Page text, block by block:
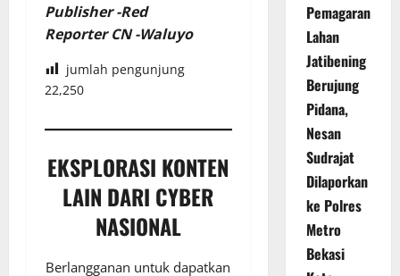
Publisher -Red
Reporter CN -Waluyo
jumlah pengunjung
22,250
EKSPLORASI KONTEN
LAIN DARI CYBER
NASIONAL
Berlangganan untuk dapatkan
Pemagaran
Lahan
Jatibening
Berujung
Pidana,
Nesan
Sudrajat
Dilaporkan
ke Polres
Metro
Bekasi